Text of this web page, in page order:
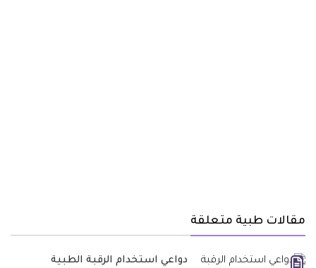
مقالات طبية متعلقة
دواعي استخدام الرقبة الطبية